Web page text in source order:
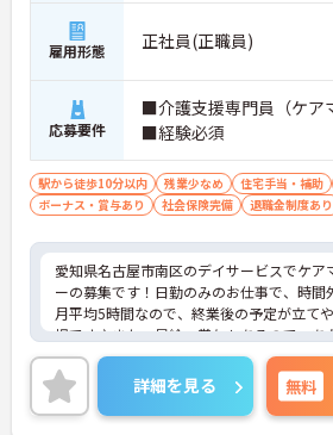
雇用形態 正社員(正職員)
応募要件
■介護支援専門員（ケア
■経験必須
駅から徒歩10分以内 残業少なめ 住宅手当・補助
ボーナス・賞与あり
社会保険完備 退職金制度あり
愛知県名古屋市南区のデイサービスでケア
ーの募集です！日勤のみのお仕事で、時間
月平均5時間なので、終業後の予定が立て
場です♪また、昇給・賞与もあるので、あ
張りがしっかり評価される職場です◎ご興
方は、面接ポイントをお伝えしますので、
ご連絡ください。
詳細を見る 無料